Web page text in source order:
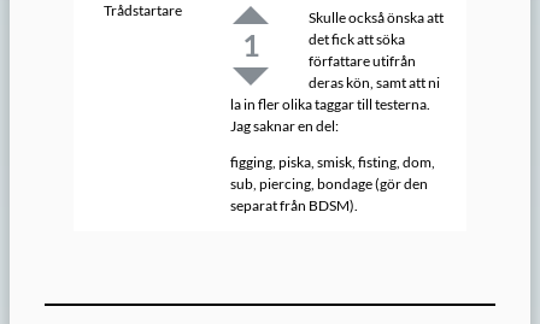
Trådstartare
1
Skulle också önska att
det fick att söka
författare utifrån
deras kön, samt att ni
la in fler olika taggar till testerna.
Jag saknar en del:
figging, piska, smisk, fisting, dom,
sub, piercing, bondage (gör den
separat från BDSM).